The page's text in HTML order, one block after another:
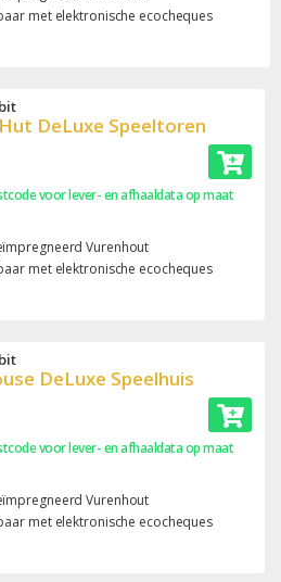
met elektronische ecocheques
DeLuxe Speeltoren
voor lever- en afhaaldata op maat
Vurenhout
met elektronische ecocheques
DeLuxe Speelhuis
voor lever- en afhaaldata op maat
Vurenhout
met elektronische ecocheques